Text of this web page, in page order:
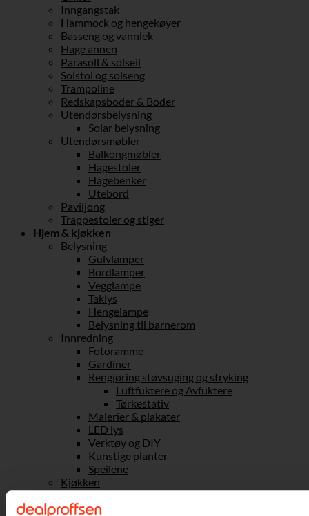
Inngangstak
Hammock og hengekøyer
Basseng og vannlek
Hage annen
Parasoll & solseil
Solstol og solseng
Trampoline
Redskapsboder & Boder
Utendørsbelysning
Solar belysning
Utendørsmøbler
Balkongmøbler
Hagestoler
Hagebenker
Utebord
Paviljong
Trappestoler og stiger
Hjem & kjøkken
Belysning
Gulvlamper
Bordlamper
Vegglampe
Taklys
Hengelampe
Belysning til barnerom
Innredning
Fotoramme
Gardiner
Rengjøring støvsuging og stryking
Luftfuktere og Avfuktere
Tørkestativ
Malerier & plakater
LED lys
Verktøy og DIY
Kunstige planter
Speilene
Kjøkken
Kjokkenmaskiner
Kjøkkenutstyr